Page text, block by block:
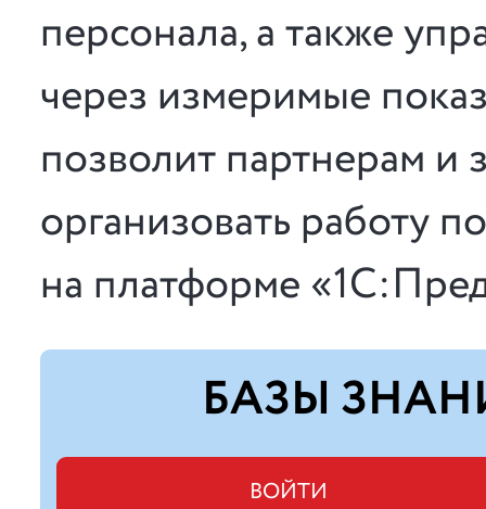
персонала, а также
через измеримые
позволит партнерам и
организовать работу
на платформе
БАЗЫ
ВОЙТИ